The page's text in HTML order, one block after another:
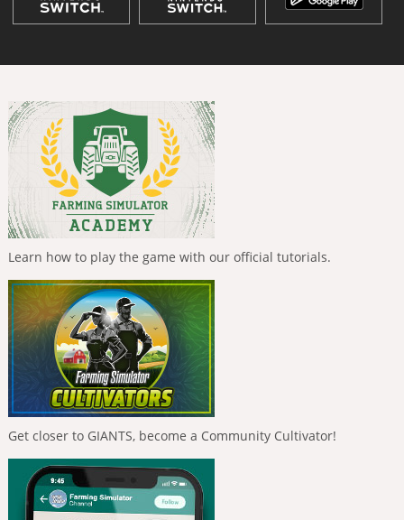
Learn how to play the game with our official tutorials.
Get closer to GIANTS, become a Community Cultivator!